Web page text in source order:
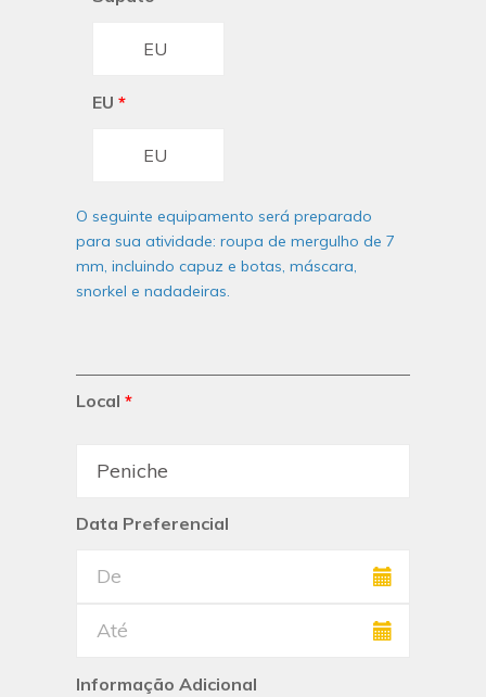
EU *
O seguinte equipamento será preparado
para sua atividade: roupa de mergulho de 7
mm, incluindo capuz e botas, máscara,
snorkel e nadadeiras.
Local *
Data Preferencial
Informação Adicional